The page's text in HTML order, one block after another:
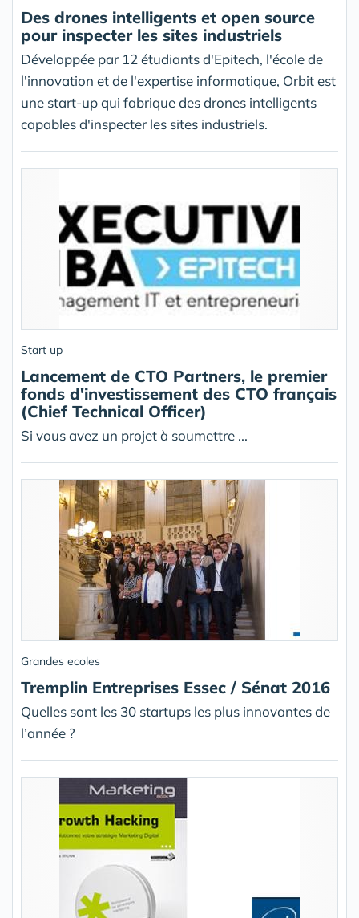
Des drones intelligents et open source
pour inspecter les sites industriels
Développée par 12 étudiants d'Epitech, l'école de
l'innovation et de l'expertise informatique, Orbit est
une start-up qui fabrique des drones intelligents
capables d'inspecter les sites industriels.
Start up
Lancement de CTO Partners, le premier
fonds d'investissement des CTO français
(Chief Technical Officer)
Si vous avez un projet à soumettre ...
Grandes ecoles
Tremplin Entreprises Essec / Sénat 2016
Quelles sont les 30 startups les plus innovantes de
l’année ?